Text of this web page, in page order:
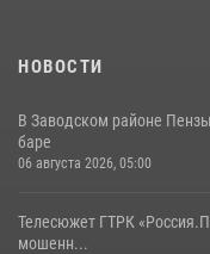
НОВОСТИ
В Заводском районе
баре
06 августа 2026, 05:00
Телесюжет ГТРК
мошенн...